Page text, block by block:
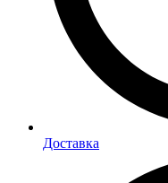
Доставка